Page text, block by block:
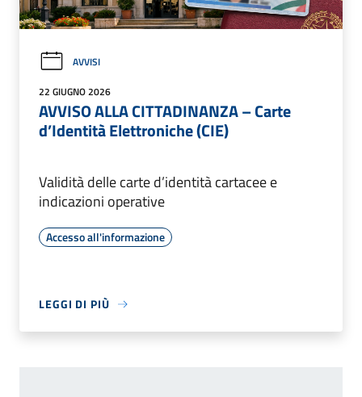
AVVISI
22 GIUGNO 2026
AVVISO ALLA CITTADINANZA – Carte
d’Identità Elettroniche (CIE)
Validità delle carte d’identità cartacee e
indicazioni operative
Accesso all'informazione
LEGGI DI PIÙ